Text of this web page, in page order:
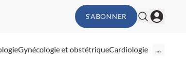
S'ABONNER
Gynécologie et obstétriqueCardiologie ...